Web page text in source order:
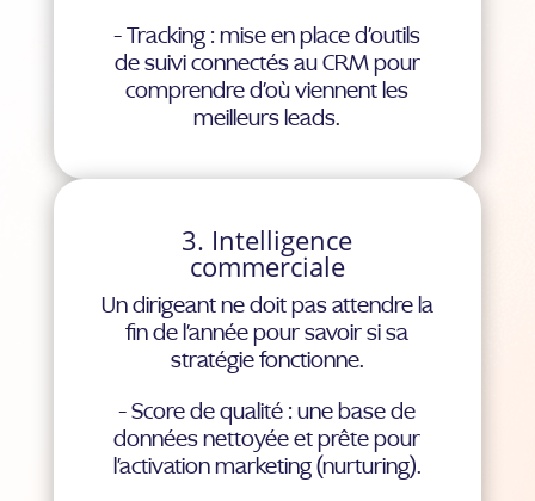
- Tracking : mise en place d'outils
de suivi connectés au CRM pour
comprendre d'où viennent les
meilleurs leads.
3. Intelligence
commerciale
Un dirigeant ne doit pas attendre la
fin de l'année pour savoir si sa
stratégie fonctionne.
- Score de qualité : une base de
données nettoyée et prête pour
l'activation marketing (nurturing).